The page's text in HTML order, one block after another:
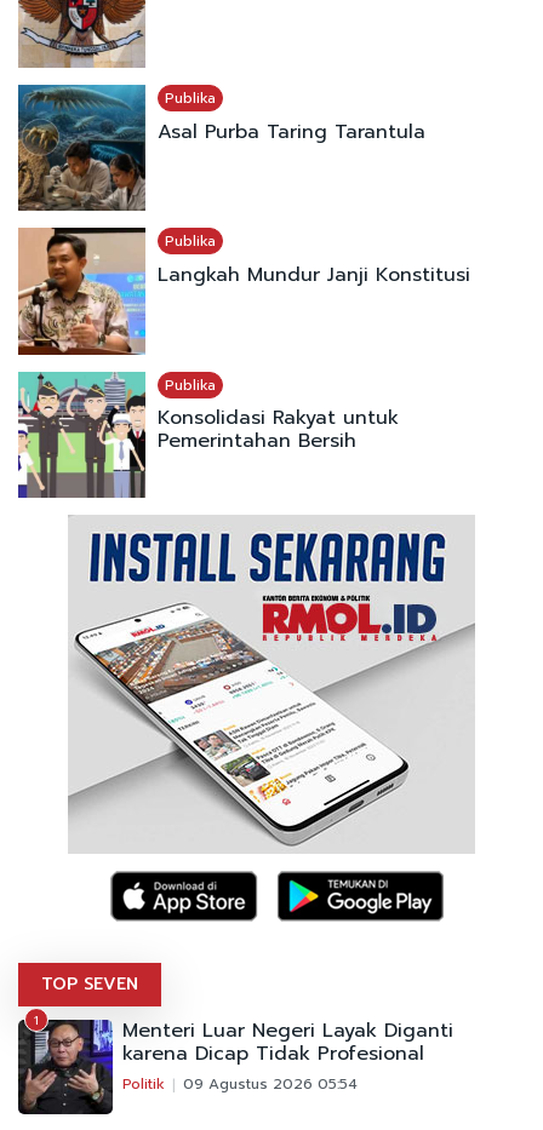
Publika
Asal Purba Taring Tarantula
Publika
Langkah Mundur Janji Konstitusi
Publika
Konsolidasi Rakyat untuk
Pemerintahan Bersih
TOP SEVEN
1 Menteri Luar Negeri Layak Diganti
karena Dicap Tidak Profesional
Politik 09 Agustus 2026 05:54